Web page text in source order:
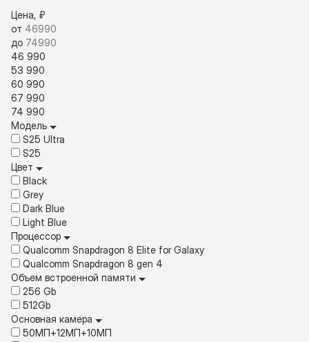
Цена, ₽
от
до
46 990
53 990
60 990
67 990
74 990
Модель
S25 Ultra
S25
Цвет
Black
Grey
Dark Blue
Light Blue
Процессор
Qualcomm Snapdragon 8 Elite for Galaxy
Qualcomm Snapdragon 8 gen 4
Объем встроенной памяти
256 Gb
512Gb
Основная камера
50МП+12МП+10МП